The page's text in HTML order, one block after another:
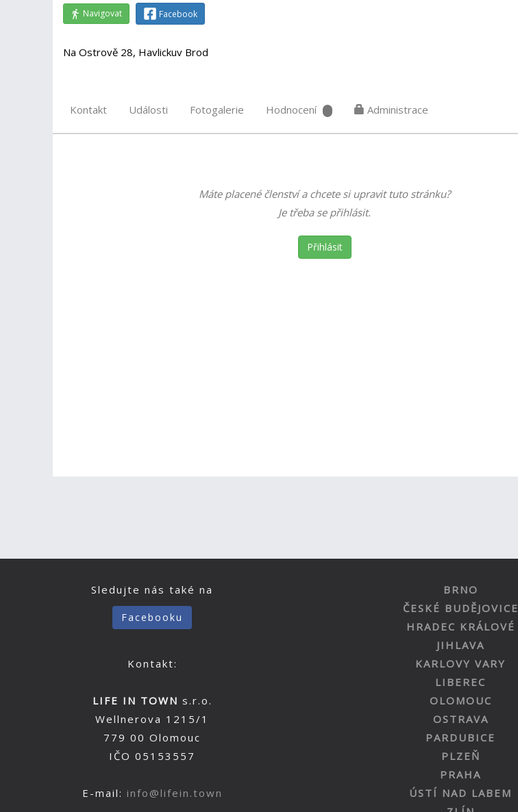
Navigovat Facebook
Na Ostrově 28, Havlickuv Brod
Kontakt Události Fotogalerie Hodnocení Administrace
Máte placené členství a chcete si upravit tuto stránku?
Je třeba se přihlásit.
Přihlásit
Sledujte nás také na
Facebooku
Kontakt:
LIFE IN TOWN s.r.o.
Wellnerova 1215/1
779 00 Olomouc
IČO 05153557
E-mail: info@lifein.town
BRNO
ČESKÉ BUDĚJOVICE
HRADEC KRÁLOVÉ
JIHLAVA
KARLOVY VARY
LIBEREC
OLOMOUC
OSTRAVA
PARDUBICE
PLZEŇ
PRAHA
ÚSTÍ NAD LABEM